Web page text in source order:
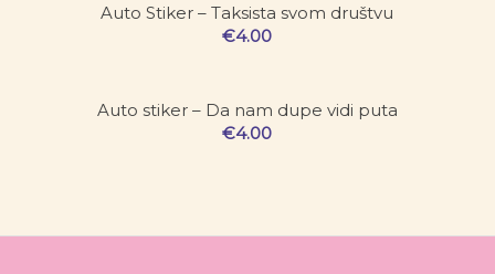
Auto Stiker – Taksista svom društvu
€4.00
Auto stiker – Da nam dupe vidi puta
€4.00